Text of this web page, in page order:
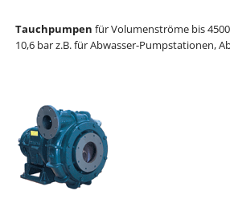
Tauchpumpen für Volumenströme bis
10,6 bar z.B. für Abwasser-Pumpstationen,